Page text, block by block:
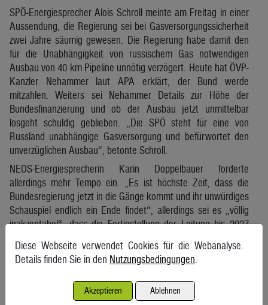
SPÖ-Energiesprecher Alois Schroll meinte am Freitag in einer
Aussendung, die Regierung sei bei Gasversorgungssicherheit
zwei Jahre säumig gewesen. Die Regierung habe damit den
für die Unabhängigkeit von russischem Gas notwendigen
Ausbau von 40 km Pipeline unnötig verzögert. Heute hat ÖVP-
Kanzler Nehammer laut APA erklärt, der Bund werde
mitzahlen. Weiters sei Nehammer Details zur Höhe der
Bundesfinanzierung und ob der Ausbau jetzt unmittelbar
losgeht schuldig geblieben. „Die SPÖ steht für eine von
Russland unabhängige Gasversorgung und befürwortet den
unverzüglichen Ausbau“, betonte Schroll.
NEOS-Energiesprecherin Karin Doppelbauer forderte
allerdings mehr Tempo ein. „Es ist höchste Zeit, dass die
Bundesregierung jetzt in die Gänge kommt und ihr unwürdiges
Schauspiel endlich ein Ende findet“, allerdings sei es „völlig
inakzeptabel“, dass die Fertigstellung der Leitung bis 2027
Zurückhaltung beim Ausstieg aus russischem Gas: „Sich jetzt
darauf auszureden, dass es bisher kein Embargo für
russisches Gas gebe und man erst die Kosten prüfen müsse,
ist hochgradig verantwortungslos. Die Bundesregierung
Diese Webseite verwendet Cookies für die Webanalyse.
Details finden Sie in den Nutzungsbedingungen.
Akzeptieren Ablehnen